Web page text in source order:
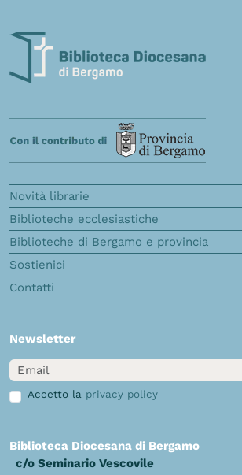
Novità librarie
Biblioteche ecclesiastiche
Biblioteche di Bergamo e provincia
Sostienici
Contatti
Newsletter
Email
Accetto la privacy policy
Biblioteca Diocesana di Bergamo
c/o Seminario Vescovile